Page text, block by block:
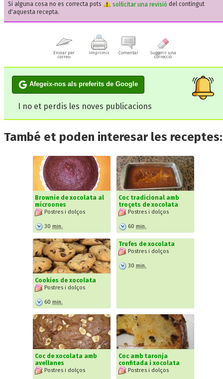
Si alguna cosa no es correcta pots
sol·licitar una revisió del contingut
d'aquesta recepta.
Enviar per
correu
Imprimir Comentar
Suggerir una
correcció
Afegeix-nos als preferits de Google
I no et perdis les noves publicacions
També et poden interesar les receptes:
Brownie de xocolata al
microones
Postres i dolços
30 min.
Coc tradicional amb
troçets de xocolata
Postres i dolços
60 min.
Cookies de xocolata
Postres i dolços
60 min.
Trufes de xocolata
Postres i dolços
30 min.
Coc de xocolata amb
avellanes
Postres i dolços
Coc amb taronja
confitada i xocolata
Postres i dolços